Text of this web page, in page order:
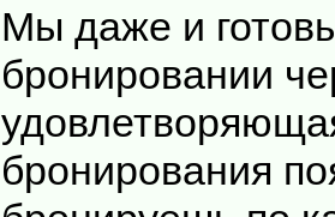
Мы даже и
бронировании
бронирования